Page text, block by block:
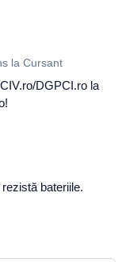
la Cursant
DGPCI.ro la
bateriile.